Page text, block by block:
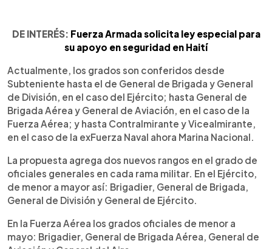
DE INTERÉS: Fuerza Armada solicita ley especial para
su apoyo en seguridad en Haití
Actualmente, los grados son conferidos desde
Subteniente hasta el de General de Brigada y General
de División, en el caso del Ejército; hasta General de
Brigada Aérea y General de Aviación, en el caso de la
Fuerza Aérea; y hasta Contralmirante y Vicealmirante,
en el caso de la exFuerza Naval ahora Marina Nacional.
La propuesta agrega dos nuevos rangos en el grado de
oficiales generales en cada rama militar. En el Ejército,
de menor a mayor así: Brigadier, General de Brigada,
General de División y General de Ejército.
En la Fuerza Aérea los grados oficiales de menor a
mayo: Brigadier, General de Brigada Aérea, General de